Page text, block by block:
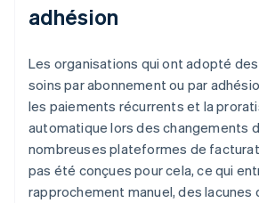
adhésion
Les organisations qui ont adopté
soins par abonnement ou par
les paiements récurrents et la
automatique lors des changements
nombreuses plateformes de
pas été conçues pour cela, ce qui
rapprochement manuel, des lacunes